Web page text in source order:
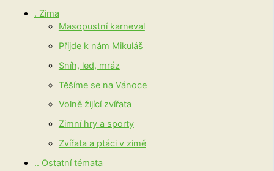
. Zima
Masopustní karneval
Přijde k nám Mikuláš
Sníh, led, mráz
Těšíme se na Vánoce
Volně žijící zvířata
Zimní hry a sporty
Zvířata a ptáci v zimě
.. Ostatní témata